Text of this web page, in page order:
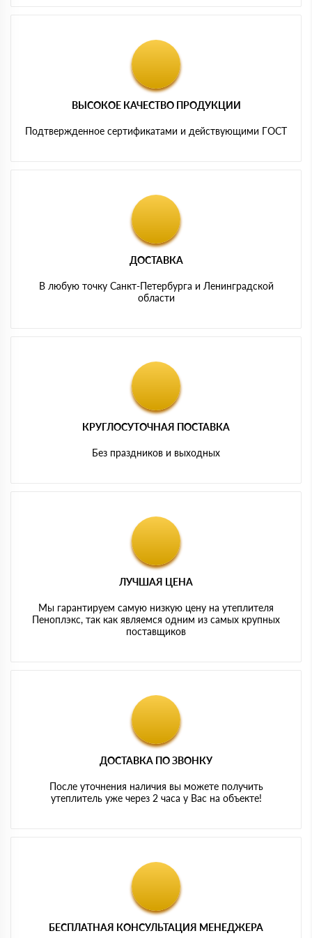
ВЫСОКОЕ КАЧЕСТВО ПРОДУКЦИИ
Подтвержденное сертификатами и действующими ГОСТ
ДОСТАВКА
В любую точку Санкт-Петербурга и Ленинградской
области
КРУГЛОСУТОЧНАЯ ПОСТАВКА
Без праздников и выходных
ЛУЧШАЯ ЦЕНА
Мы гарантируем самую низкую цену на утеплителя
Пеноплэкс, так как являемся одним из самых крупных
поставщиков
ДОСТАВКА ПО ЗВОНКУ
После уточнения наличия вы можете получить
утеплитель уже через 2 часа у Вас на объекте!
БЕСПЛАТНАЯ КОНСУЛЬТАЦИЯ МЕНЕДЖЕРА